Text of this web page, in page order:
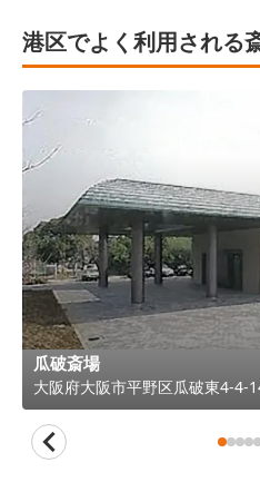
港区でよく利用される
瓜破斎場
大阪府大阪市平野区瓜破東4-4-